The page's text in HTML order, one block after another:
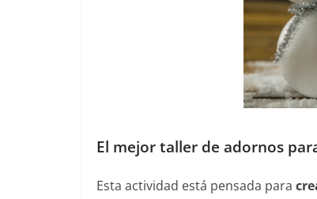
El mejor taller de adornos
Esta actividad está pensada para